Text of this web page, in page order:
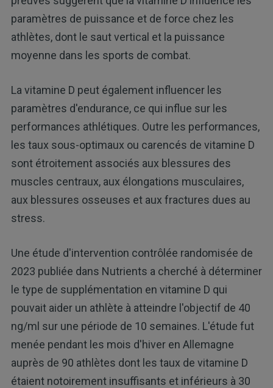
paramètres de puissance et de force chez les
athlètes, dont le saut vertical et la puissance
moyenne dans les sports de combat.
La vitamine D peut également influencer les
paramètres d'endurance, ce qui influe sur les
performances athlétiques. Outre les performances,
les taux sous-optimaux ou carencés de vitamine D
sont étroitement associés aux blessures des
muscles centraux, aux élongations musculaires,
aux blessures osseuses et aux fractures dues au
stress.
Une étude d'intervention contrôlée randomisée de
2023 publiée dans Nutrients a cherché à déterminer
le type de supplémentation en vitamine D qui
pouvait aider un athlète à atteindre l'objectif de 40
ng/ml sur une période de 10 semaines. L'étude fut
menée pendant les mois d'hiver en Allemagne
auprès de 90 athlètes dont les taux de vitamine D
étaient notoirement insuffisants et inférieurs à 30